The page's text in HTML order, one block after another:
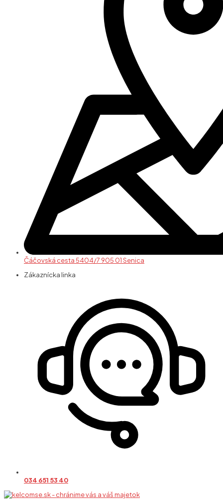
Čáčovská cesta 5404/7 905 01 Senica
Zákaznícka linka
034 651 53 40